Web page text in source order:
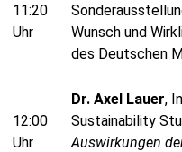
11:20
Uhr
Wunsch und
des Deutschen
12:00
Uhr
Dr. Axel Lauer,
Sustainability
Auswirkungen